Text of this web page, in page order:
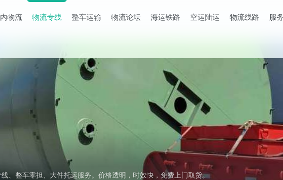
物流 物流专线 整车运输 物流论坛 海运铁路 空运陆运 物流线路 服
、整车零担、大件托运服务。价格透明，时效快，免费上门取货。